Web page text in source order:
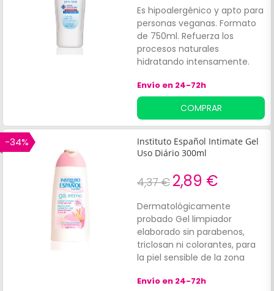
Es hipoalergénico y apto para
personas veganas. Formato
de 750ml. Refuerza los
procesos naturales
hidratando intensamente.
baño corporal que ayuda a
dermo proteger la piel.
Fabricada sin parabenos, con
ph neutro.
Envío en 24-72h
COMPRAR
-34%
Instituto Español Intimate Gel
Uso Diário 300ml
4,37 € 2,89 €
Dermatológicamente
probado Gel limpiador
elaborado sin parabenos,
triclosan ni colorantes, para
la piel sensible de la zona
limpieza eficaz de la piel,
Envío en 24-72h